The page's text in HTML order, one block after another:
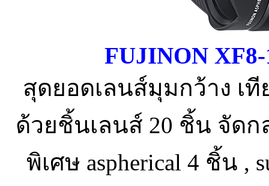
FUJINON
สุดยอดเลนส์มุมกว้าง เที
ด้วยชิ้นเลนส์ 20 ชิ้น จัด
พิเศษ aspherical 4 ชิ้น ,